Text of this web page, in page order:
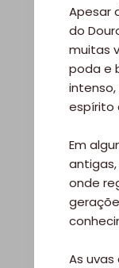
Apesar
do
muitas
poda e
espírito
Em
onde
As